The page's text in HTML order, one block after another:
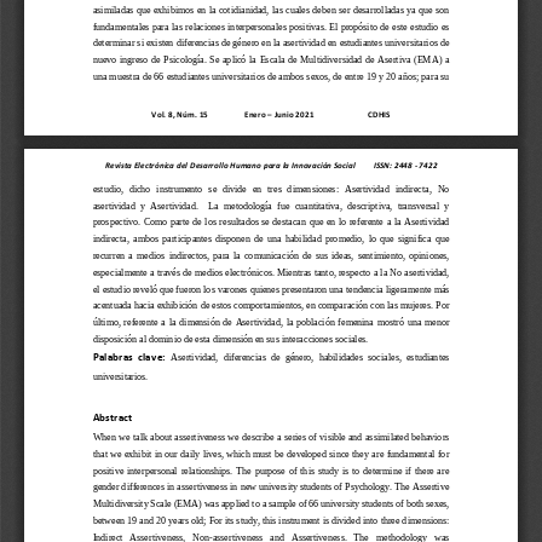
Vol. 8, Núm. 15 Enero – Junio 2021 CDHIS
asimiladas que exhibimos en la cotidianidad , las cuales deben ser desarrolladas ya que son
fundamentales para las relaciones interpersonales positivas. El propósito de este estudio es
determinar si existen diferencias de género en la asertividad en estudiantes universitarios de
nuevo  ingreso  de  Psicología .  Se aplicó la  Escala  de  Multidiversidad  de  Asertiva  (EMA) a
una muestra de 66 estudiantes universitarios de ambos sexos, de entre 19 y 20 años; para su
Revista Electrónica del Desarrollo Humano para la Innovación Social         ISSN: 2448 - 7422
estudio,  dicho  instrumento  se  divide  en  tres  dimensiones:
Asertividad  indirecta, No
asertividad  y Asertividad. La  metodología fue cuantitativa ,  descriptiva, transversal y
prospectivo Como parte de los resultados se destacan que en lo referente  a la Asertividad
indirecta,
ambos participantes  disponen  de  una  habilidad  promedio,  lo  que  significa  que
recurren  a  medios  indirectos,  para  la  comunicación  de  sus  ideas,  sentimiento,  opiniones,
especialmente a través de medios electrónicos. Mientras tanto, respecto a la No asertividad
el estudio reveló que fueron los varones quienes presentaron una tendencia ligeramente más
acentuada hacia exhibición de estos comportamientos , en comparación con las mujeres . Por
último,  referente a  la  dimensión  de Asertividad, la  población  femenina  mostró  una  menor
disposición al dominio de esta dimensión en sus interacciones sociales.
Palabras  clave: Asertividad, diferencias  de  género,  habilidades  sociales,  estudiantes
universitarios.
Abstract
When we talk about assertiveness we describe a series of visible and assimilated behaviors
that we exhibit in our daily lives, which must be developed since they are fundamental for
positive  interpersonal  relationships.  The  purpose  of  this  study  is  to  determine  if  there  are
gender differences in assertiveness in new university students of Psychology. The Assertive
Multidiversity Scale (EMA) was applied to a sample of 66 university students of both sexes,
between 19 and 20 years old; For its study, this instrument is divided into three dimensions:
Indirect   Assertiveness,   Non-assertiveness   and   Assertiveness.   The   methodology   was